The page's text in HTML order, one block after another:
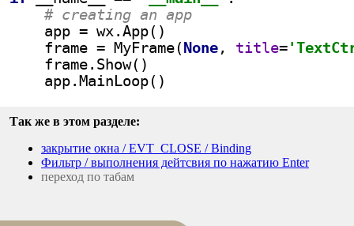
# creating an app
app = wx.App()
    frame = MyFrame(
None, title=
    frame.Show()
    app.MainLoop()
Так же в этом разделе:
закрытие окна / EVT_CLOSE / Binding
Фильтр / выполнения дейтсвия по нажатию Enter
переход по табам